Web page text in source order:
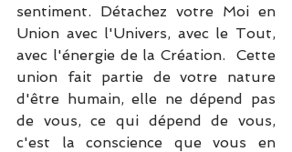
sentiment. Détachez votre Moi en
Union avec l'Univers, avec le Tout,
avec l'énergie de la Création.  Cette
union fait partie de votre nature
d'être humain, elle ne dépend pas
de vous, ce qui dépend de vous,
c'est la conscience que vous en